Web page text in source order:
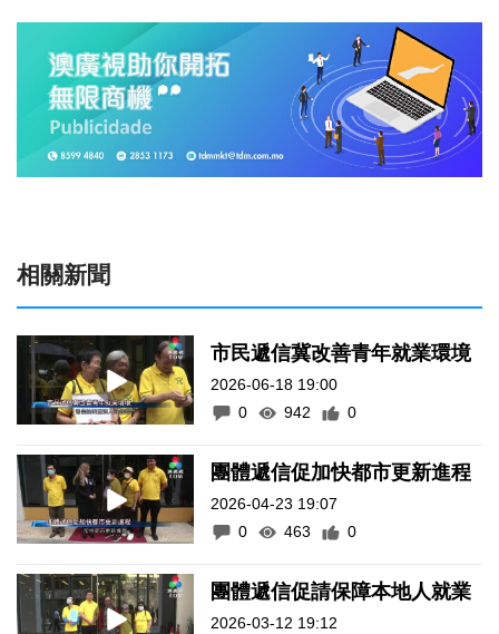
相關新聞
市民遞信冀改善青年就業環境
2026-06-18 19:00
0
942 0
團體遞信促加快都市更新進程
2026-04-23 19:07
0
463 0
團體遞信促請保障本地人就業
2026-03-12 19:12